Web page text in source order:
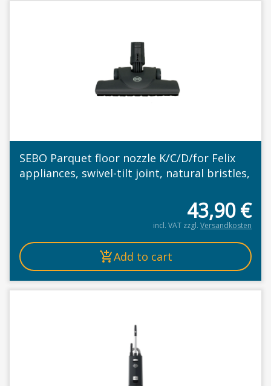
SEBO Parquet floor nozzle K/C/D/for Felix
appliances, swivel-tilt joint, natural bristles,
43,90€
incl. VAT zzgl. Versandkosten
Add to cart